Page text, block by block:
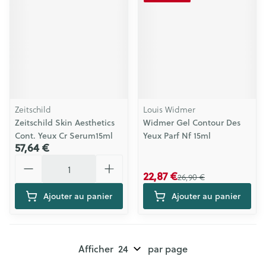
Zeitschild
Zeitschild Skin Aesthetics
Cont. Yeux Cr Serum15ml
57,64 €
Ajouter au panier
Louis Widmer
Widmer Gel Contour Des
Yeux Parf Nf 15ml
26,90 €
22,87 €
Ajouter au panier
Afficher par page